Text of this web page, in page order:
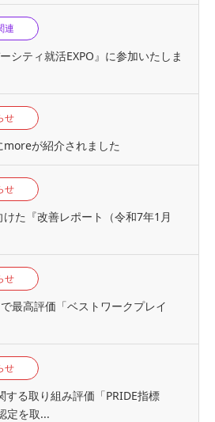
連
シティ就活EXPO』に参加いたしま
せ
moreが紹介されました
せ
た『改善レポート（令和7年1月
せ
最高評価「ベストワークプレイ
せ
する取り組み評価「PRIDE指標
定を取...